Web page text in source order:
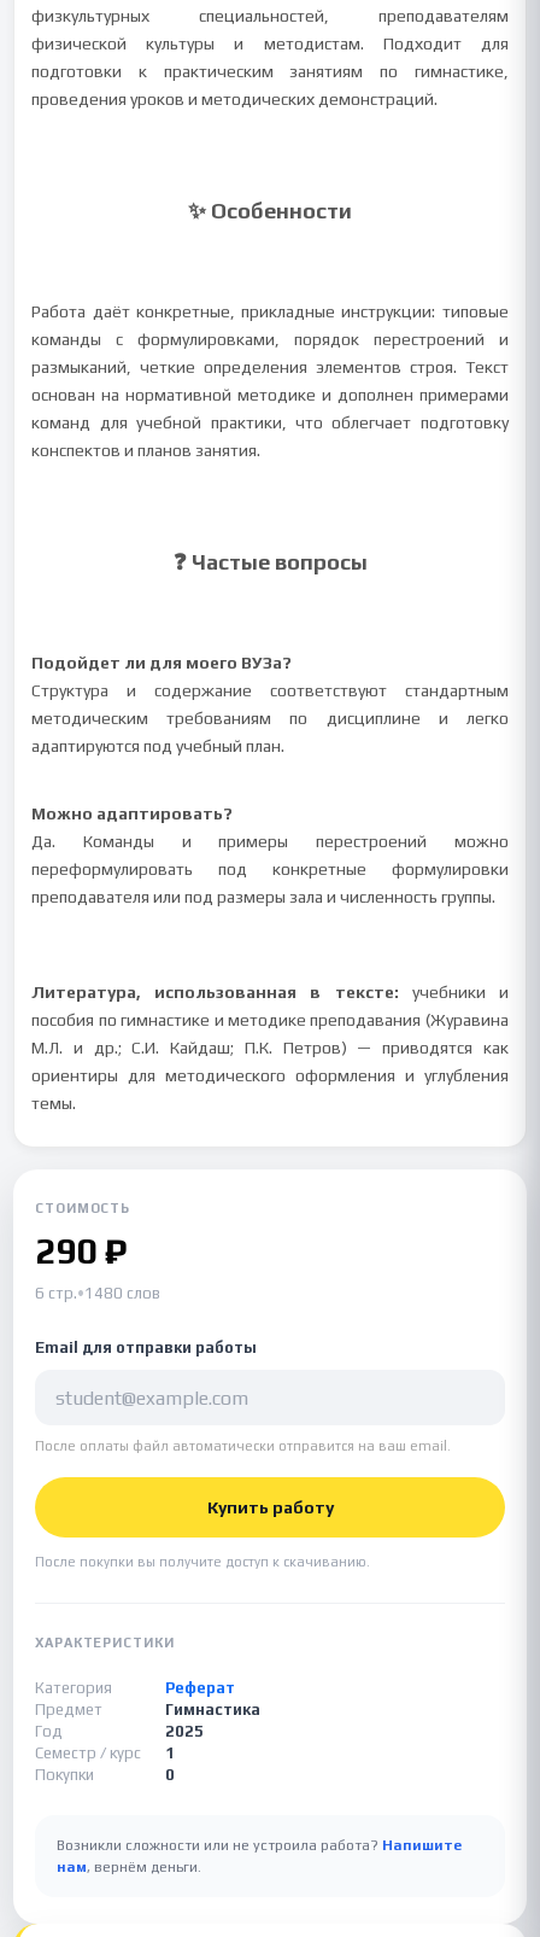
физкультурных специальностей, преподавателям
физической культуры и методистам. Подходит для
подготовки к практическим занятиям по гимнастике,
проведения уроков и методических демонстраций.
✨ Особенности
Работа даёт конкретные, прикладные инструкции: типовые
команды с формулировками, порядок перестроений и
размыканий, четкие определения элементов строя. Текст
основан на нормативной методике и дополнен примерами
команд для учебной практики, что облегчает подготовку
конспектов и планов занятия.
❓ Частые вопросы
Подойдет ли для моего ВУЗа?
Структура и содержание соответствуют стандартным
методическим требованиям по дисциплине и легко
адаптируются под учебный план.
Можно адаптировать?
Да. Команды и примеры перестроений можно
переформулировать под конкретные формулировки
преподавателя или под размеры зала и численность группы.
Литература, использованная в тексте: учебники и
пособия по гимнастике и методике преподавания (Журавина
М.Л. и др.; С.И. Кайдаш; П.К. Петров) — приводятся как
ориентиры для методического оформления и углубления
темы.
СТОИМОСТЬ
290 ₽
6 стр.•1480 слов
Email для отправки работы
После оплаты файл автоматически отправится на ваш email.
Купить работу
После покупки вы получите доступ к скачиванию.
ХАРАКТЕРИСТИКИ
Категория
Реферат
Предмет
Гимнастика
Год
2025
Семестр / курс
1
Покупки
0
Возникли сложности или не устроила работа? Напишите
нам, вернём деньги.